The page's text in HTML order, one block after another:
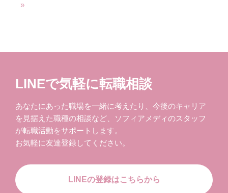
»
LINEで気軽に転職相談
あなたにあった職場を一緒に考えたり、今後のキャリア
を見据えた職種の相談など、ソフィアメディのスタッフ
が転職活動をサポートします。
お気軽に友達登録してください。
LINEの登録はこちらから